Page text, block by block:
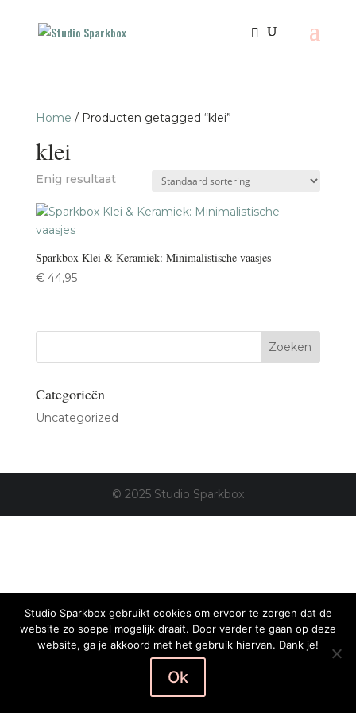
Home / Producten getagged “klei”
klei
Enig resultaat
Sparkbox Klei & Keramiek: Minimalistische vaasjes
€44,95
Categorieën
Uncategorized
© 2025 Studio Sparkbox
Studio Sparkbox gebruikt cookies om ervoor te zorgen dat de
website zo soepel mogelijk draait. Door verder te gaan op deze
website, ga je akkoord met het gebruik hiervan. Dank je!
Ok